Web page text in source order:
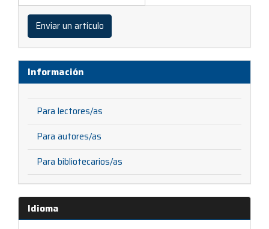
Enviar
artículoEnviar un artículo
Información
Para lectores/as
Para autores/as
Para bibliotecarios/as
Idioma